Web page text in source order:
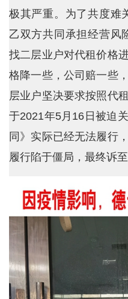
极其严重。为了共度难
乙双方共同承担经营风
找二层业户对代租价格
格降一些，公司赔一些
层业户坚决要求按照代
于2021年5月16日被迫
同》实际已经无法履行
履行陷于僵局，最终诉至